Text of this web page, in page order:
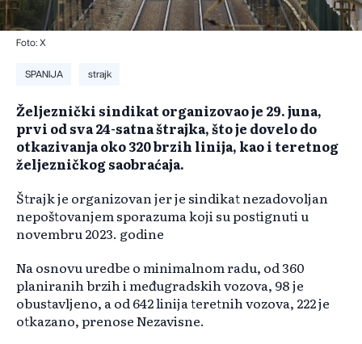
Foto: X
SPANIJA strajk
Željeznički sindikat organizovao je 29. juna,
prvi od sva 24-satna štrajka, što je dovelo do
otkazivanja oko 320 brzih linija, kao i teretnog
željezničkog saobraćaja.
Štrajk je organizovan jer je sindikat nezadovoljan
nepoštovanjem sporazuma koji su postignuti u
novembru 2023. godine
Na osnovu uredbe o minimalnom radu, od 360
planiranih brzih i međugradskih vozova, 98 je
obustavljeno, a od 642 linija teretnih vozova, 222 je
otkazano, prenose Nezavisne.